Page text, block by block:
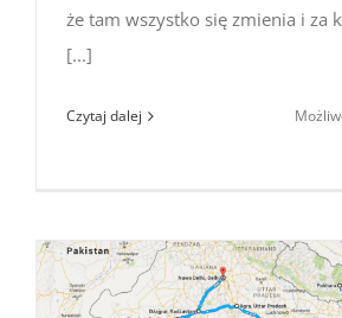
że tam wszystko się zmienia i za
[...]
Czytaj dalej